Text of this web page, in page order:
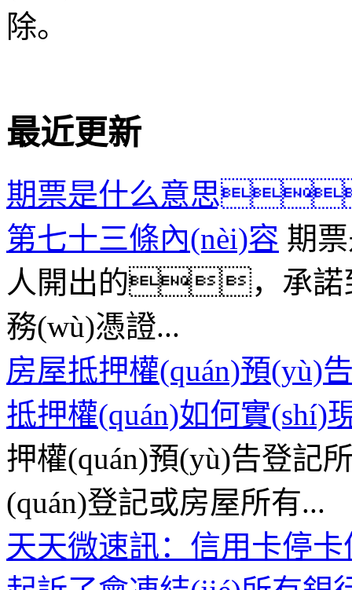
除。
最近更新
期票是什么意思
第七十三條內(nèi)容 期
人開出的，承諾
務(wù)憑證...
房屋抵押權(quán)預(yù)
抵押權(quán)如何實(shí)
押權(quán)預(yù)告登記
(quán)登記或房屋所有...
天天微速訊：信用卡停